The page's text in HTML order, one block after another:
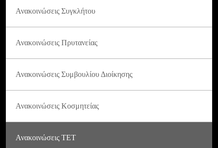
Ανακοινώσεις Συγκλήτου
Ανακοινώσεις Πρυτανείας
Ανακοινώσεις Συμβουλίου Διοίκησης
Ανακοινώσεις Κοσμητείας
Ανακοινώσεις ΤΕΤ